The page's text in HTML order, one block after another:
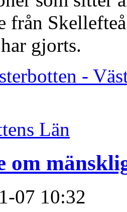
från
gjorts.
-
Län
om
07 10:32